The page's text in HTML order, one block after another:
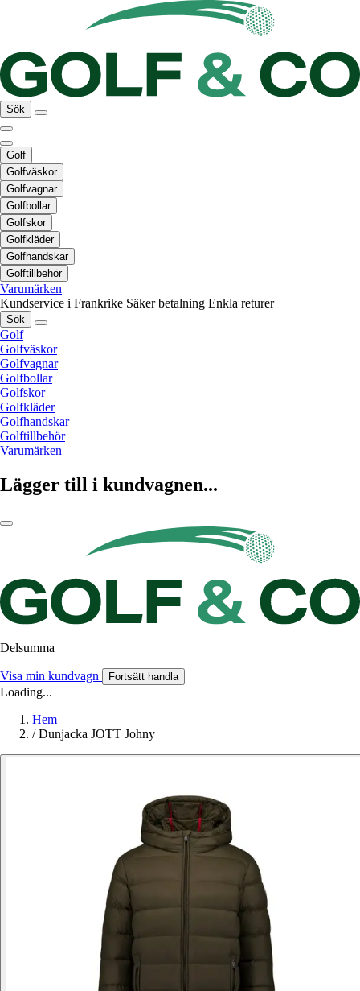
Sök
Golf
Golfväskor
Golfvagnar
Golfbollar
Golfskor
Golfkläder
Golfhandskar
Golftillbehör
Varumärken
Kundservice i Frankrike Säker betalning Enkla returer
Sök
Golf
Golfväskor
Golfvagnar
Golfbollar
Golfskor
Golfkläder
Golfhandskar
Golftillbehör
Varumärken
Lägger till i kundvagnen...
Delsumma
Visa min kundvagn Fortsätt handla
Loading...
Hem
/ Dunjacka JOTT Johny